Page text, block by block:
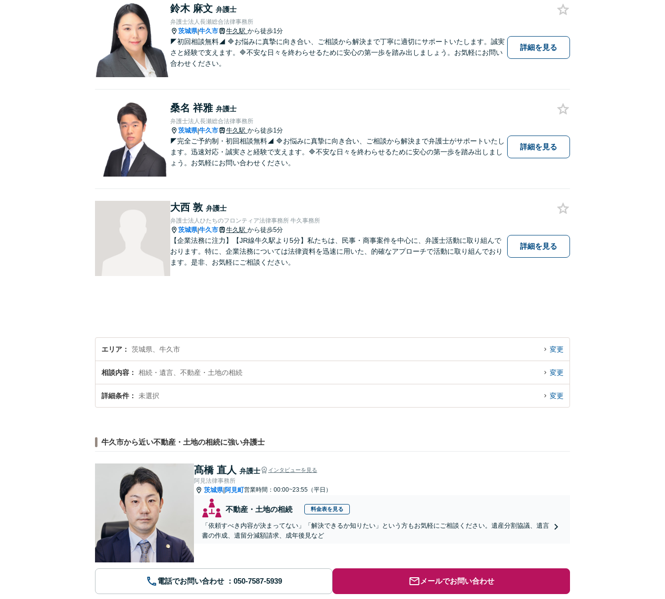
鈴木 麻文 弁護士
弁護士法人長瀬総合法律事務所
茨城県|牛久市 牛久駅 から徒歩1分
◤初回相談無料◢ 🔷お悩みに真摯に向き合い、ご相談から解決まで丁寧に適切にサポートいたします。誠実
さと経験で支えます。🔷不安な日々を終わらせるために安心の第一歩を踏み出しましょう。お気軽にお問い
合わせください。
詳細を見る
桑名 祥雅 弁護士
弁護士法人長瀬総合法律事務所
茨城県|牛久市 牛久駅 から徒歩1分
◤完全ご予約制・初回相談無料◢ 🔷お悩みに真摯に向き合い、ご相談から解決まで弁護士がサポートいたし
ます。迅速対応・誠実さと経験で支えます。🔷不安な日々を終わらせるために安心の第一歩を踏み出しまし
ょう。お気軽にお問い合わせください。
詳細を見る
大西 敦 弁護士
弁護士法人ひたちのフロンティア法律事務所 牛久事務所
茨城県|牛久市 牛久駅 から徒歩5分
【企業法務に注力】【JR線牛久駅より5分】私たちは、民事・商事案件を中心に、弁護士活動に取り組んで
おります。特に、企業法務については法律資料を迅速に用いた、的確なアプローチで活動に取り組んでおり
ます。是非、お気軽にご相談ください。
詳細を見る
エリア 茨城県、牛久市 変更
相談内容 相続・遺言、不動産・土地の相続 変更
詳細条件 未選択 変更
牛久市から近い不動産・土地の相続に強い弁護士
髙橋 直人 弁護士 インタビューを見る
阿見法律事務所
茨城県|阿見町営業時間：00:00~23:55（平日）
不動産・土地の相続 料金表を見る
「依頼すべき内容が決まってない」「解決できるか知りたい」という方もお気軽にご相談ください。遺産分割協議、遺言
書の作成、遺留分減額請求、成年後見など
電話でお問い合わせ メールでお問い合わせ